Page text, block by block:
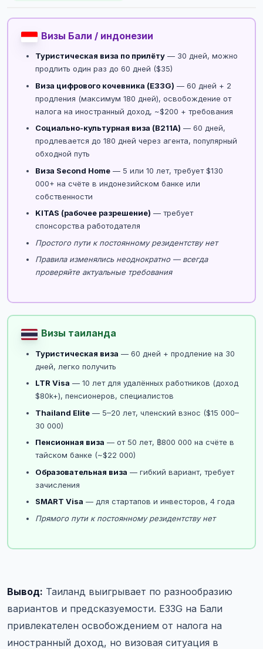
Визы Бали / индонезии
Туристическая виза по прилёту— 30 дней, можно
продлить один раз до 60 дней ($35)
Виза цифрового кочевника (E33G) — 60 дней + 2
продления (максимум 180 дней), освобождение от
налога на иностранный доход, ~$200 + требования
Социально-культурная виза (B211A) — 60 дней,
продлевается до 180 дней через агента, популярный
обходной путь
Виза Second Home— 5 или 10 лет, требует $130
000+ на счёте в индонезийском банке или
собственности
KITAS (рабочее разрешение) — требует
спонсорства работодателя
Простого пути к постоянному резидентству нет
Правила изменялись неоднократно — всегда
проверяйте актуальные требования
Визы таиланда
Туристическая виза — 60 дней + продление на 30
дней, легко получить
LTR Visa — 10 лет для удалённых работников (доход
$80k+), пенсионеров, специалистов
Thailand Elite— 5–20 лет, членский взнос ($15 000–
30 000)
Пенсионная виза — от 50 лет, ฿800 000 на счёте в
тайском банке (~$22 000)
Образовательная виза — гибкий вариант, требует
зачисления
SMART Visa — для стартапов и инвесторов, 4 года
Прямого пути к постоянному резидентству нет
Вывод: Таиланд выигрывает по разнообразию
вариантов и предсказуемости. E33G на Бали
привлекателен освобождением от налога на
иностранный доход, но визовая ситуация в